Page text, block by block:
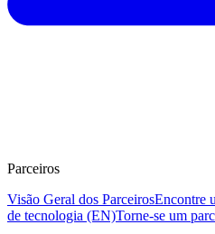
Parceiros
Visão Geral dos ParceirosEncontre
de tecnologia (EN)Torne-se um